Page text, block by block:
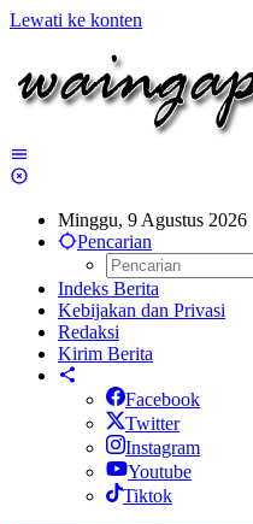
Lewati ke konten
Minggu, 9 Agustus 2026
Pencarian
Indeks Berita
Kebijakan dan Privasi
Redaksi
Kirim Berita
Facebook
Twitter
Instagram
Youtube
Tiktok